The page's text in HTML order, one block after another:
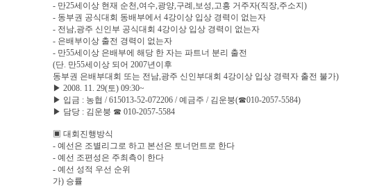
- 만25세이상 현재 순천,여수,광양,구례,보성,고흥 거주자(직장,주소지)
- 동부권 공식대회 동배부에서 4강이상 입상 경력이 없는자
- 전남,광주 신인부 공식대회 4강이상 입상 경력이 없는자
- 은배부이상 출전 경력이 없는자
- 만55세이상 은배부에 해당 한 자는 파트너 분리 출전
(단. 만55세이상 되어 2007년이후
동부권 은배부대회 또는 전남,광주 신인부대회 4강이상 입상 경력자 출전 불가)
▶ 2008. 11. 29(토) 09:30~
▶ 입금 : 농협 / 615013-52-072206 / 예금주 / 김운붕(☎010-2057-5584)
▶ 담당 : 김운붕 ☎ 010-2057-5584
▣ 대회진행방식
- 예선은 조별리그로 하고 본선은 토너먼트로 한다
- 예선 조편성은 주최측이 한다
- 예선 성적 우선 순위
가) 승률